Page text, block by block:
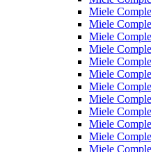
Miele
Miele
Miele
Miele
Miele
Miele
Miele
Miele
Miele
Miele
Miele
Miele